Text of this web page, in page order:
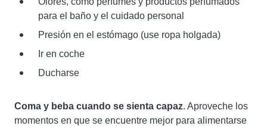
para el baño y el cuidado personal
Presión en el estómago (use ropa holgada)
Ir en coche
Ducharse
Coma y beba cuando se sienta capaz. Aproveche los
momentos en que se encuentre mejor para alimentarse